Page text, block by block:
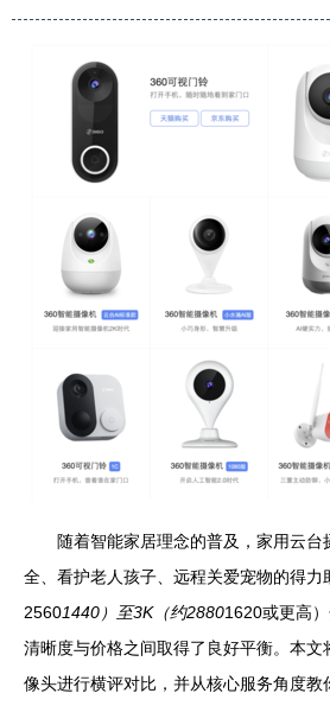
随着智能家居理念的普及，家用云
全、看护老人孩子、远程关爱宠物的得力
25601440）至3K（约28801620或更高
清晰度与价格之间取得了良好平衡。本
像头进行横评对比，并从核心服务角度教